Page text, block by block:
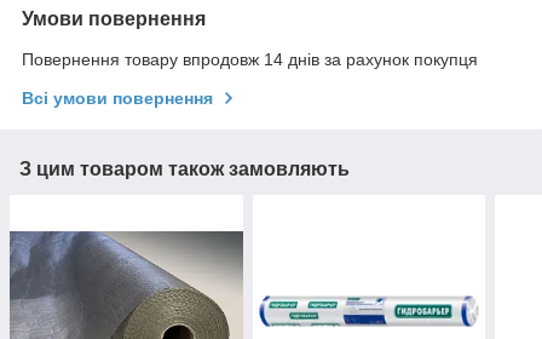
Умови повернення
Повернення товару впродовж 14 днів за рахунок покупця
Всі умови повернення
З цим товаром також замовляють